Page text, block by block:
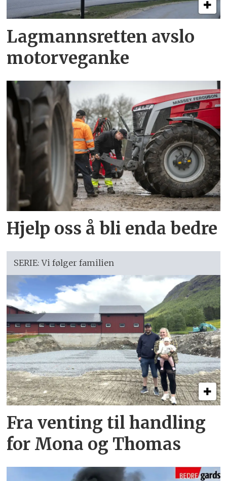
Lagmannsretten avslo
motorveganke
Hjelp oss å bli enda bedre
SERIE: Vi følger familien
Fra venting til handling
for Mona og Thomas